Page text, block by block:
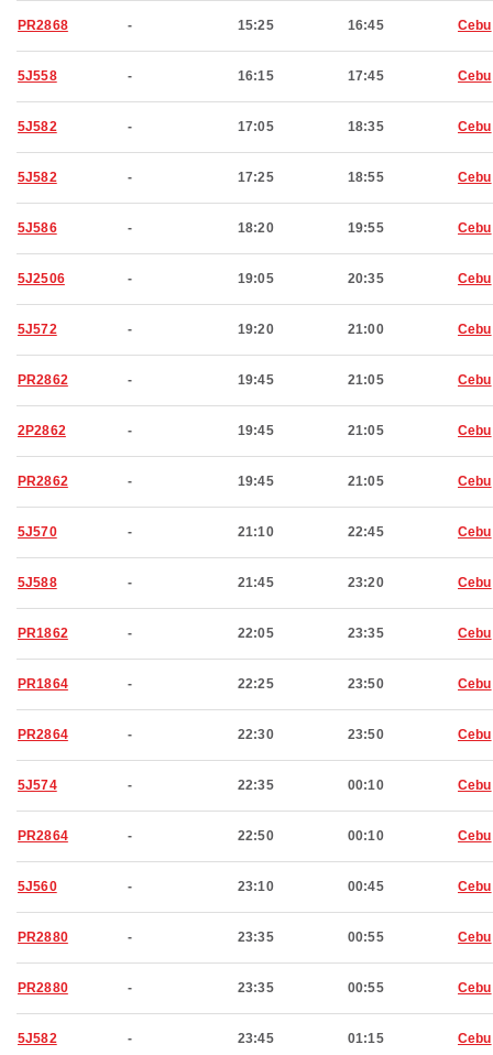
PR2868 - 15:25 16:45 Cebu
5J558 - 16:15 17:45 Cebu
5J582 - 17:05 18:35 Cebu
5J582 - 17:25 18:55 Cebu
5J586 - 18:20 19:55 Cebu
5J2506 - 19:05 20:35 Cebu
5J572 - 19:20 21:00 Cebu
PR2862 - 19:45 21:05 Cebu
2P2862 - 19:45 21:05 Cebu
PR2862 - 19:45 21:05 Cebu
5J570 - 21:10 22:45 Cebu
5J588 - 21:45 23:20 Cebu
PR1862 - 22:05 23:35 Cebu
PR1864 - 22:25 23:50 Cebu
PR2864 - 22:30 23:50 Cebu
5J574 - 22:35 00:10 Cebu
PR2864 - 22:50 00:10 Cebu
5J560 - 23:10 00:45 Cebu
PR2880 - 23:35 00:55 Cebu
PR2880 - 23:35 00:55 Cebu
5J582 - 23:45 01:15 Cebu